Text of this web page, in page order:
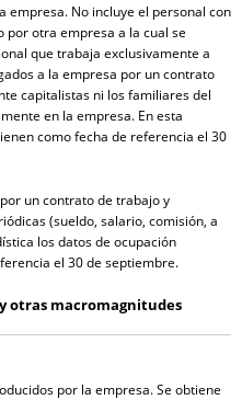
empresa. No incluye el personal con
por otra empresa a la cual se
que trabaja exclusivamente a
a la empresa por un contrato
capitalistas ni los familiares del
en la empresa. En esta
como fecha de referencia el 30
un contrato de trabajo y
(sueldo, salario, comisión, a
los datos de ocupación
el 30 de septiembre.
otras macromagnitudes
por la empresa. Se obtiene